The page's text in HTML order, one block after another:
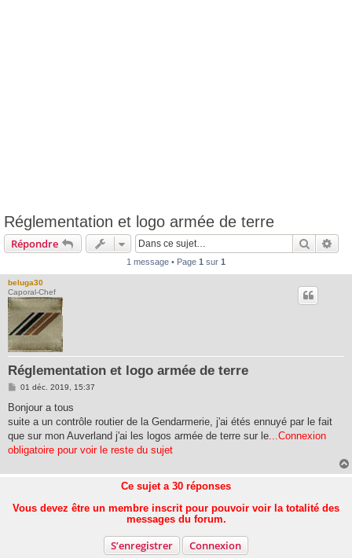
Réglementation et logo armée de terre
Répondre
1 message • Page 1 sur 1
beluga30
Caporal-Chef
Réglementation et logo armée de terre
M
s
a
g
01 déc. 2019, 15:37
Bonjour a tous
suite a un contrôle routier de la Gendarmerie, j'ai étés ennuyé par le fait
que sur mon Auverland j'ai les logos armée de terre sur le ...Connexion
obligatoire pour voir le reste du sujet
Ce sujet a 30 réponses
Vous devez être un membre inscrit pour pouvoir voir la totalité des
messages du forum.
S’enregistrer Connexion